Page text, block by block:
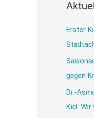
h
c
h
:
Erster
gegen
Dr.-
Kiel: Wir